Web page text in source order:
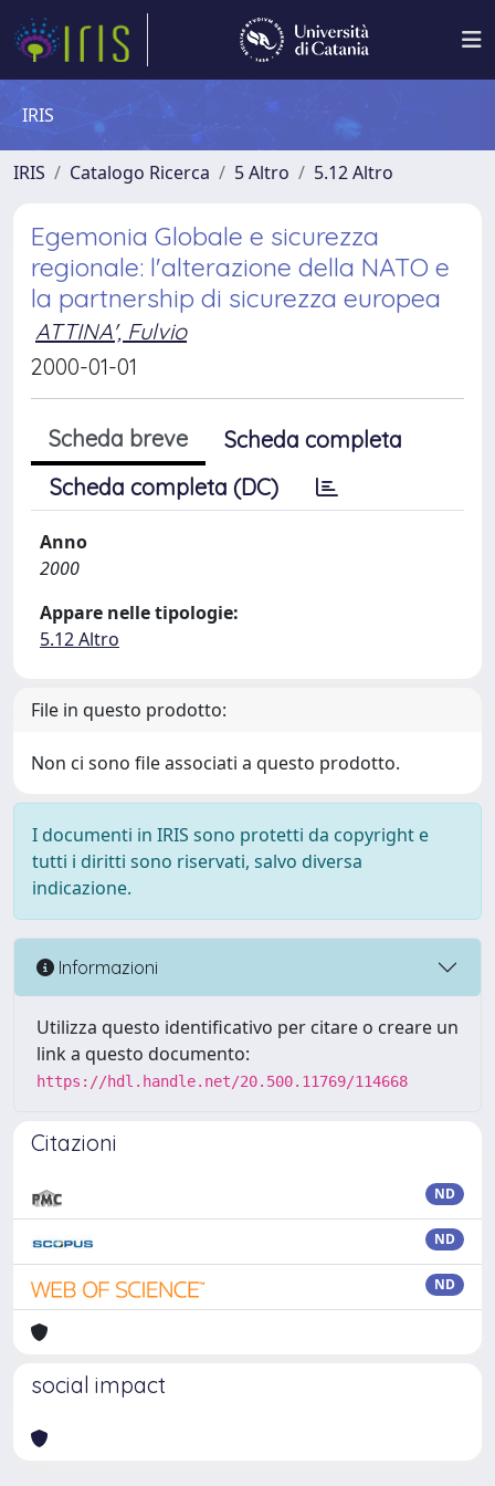
IRIS
IRIS Catalogo Ricerca 5 Altro 5.12 Altro
Egemonia Globale e sicurezza
regionale: l'alterazione della NATO e
la partnership di sicurezza europea
ATTINA', Fulvio
2000-01-01
Scheda breve
Scheda completa
Scheda completa (DC)
Anno
2000
Appare nelle tipologie:
5.12 Altro
File in questo prodotto:
Non ci sono file associati a questo prodotto.
I documenti in IRIS sono protetti da copyright e
tutti i diritti sono riservati, salvo diversa
indicazione.
Informazioni
Utilizza questo identificativo per citare o creare un
link a questo documento:
https://hdl.handle.net/20.500.11769/114668
Citazioni
ND
ND
ND
social impact